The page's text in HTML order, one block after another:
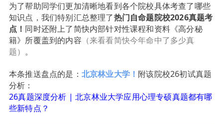
为了帮助同学们更加清晰地看到各个院校具体考查了哪些
知识点，我们特别汇总整理了热门自命题院校2026真题考
点！ 同时还附上了简快内部针对性课程和资料《高分秘
籍》所覆盖到的内容 （来看看简快今年命中了多少真
题） 。
本条推送盘点的是： 北京林业大学！ 附该院校26初试真题
分析：
26真题深度分析 | 北京林业大学应用心理专硕真题都有哪
些新特点？